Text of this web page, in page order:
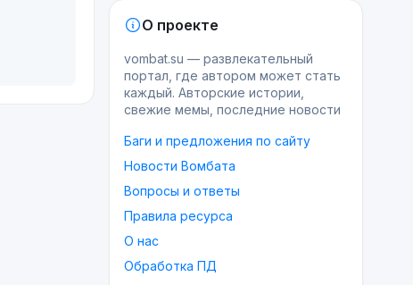
О проекте
vombat.su — развлекательный
портал, где автором может стать
каждый. Авторские истории,
свежие мемы, последние новости
Баги и предложения по сайту
Новости Вомбата
Вопросы и ответы
Правила ресурса
О нас
Обработка ПД